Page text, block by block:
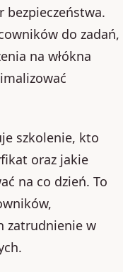
bezpieczeństwa.
do zadań,
na włókna
szkolenie, kto
oraz jakie
na co dzień. To
zatrudnienie w